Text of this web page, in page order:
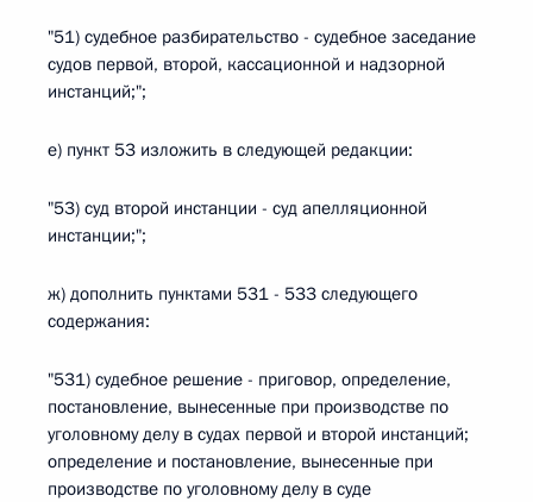
"51) судебное разбирательство - судебное заседание
судов первой, второй, кассационной и надзорной
инстанций;";
е) пункт 53 изложить в следующей редакции:
"53) суд второй инстанции - суд апелляционной
инстанции;";
ж) дополнить пунктами 531 - 533 следующего
содержания:
"531) судебное решение - приговор, определение,
постановление, вынесенные при производстве по
уголовному делу в судах первой и второй инстанций;
определение и постановление, вынесенные при
производстве по уголовному делу в суде